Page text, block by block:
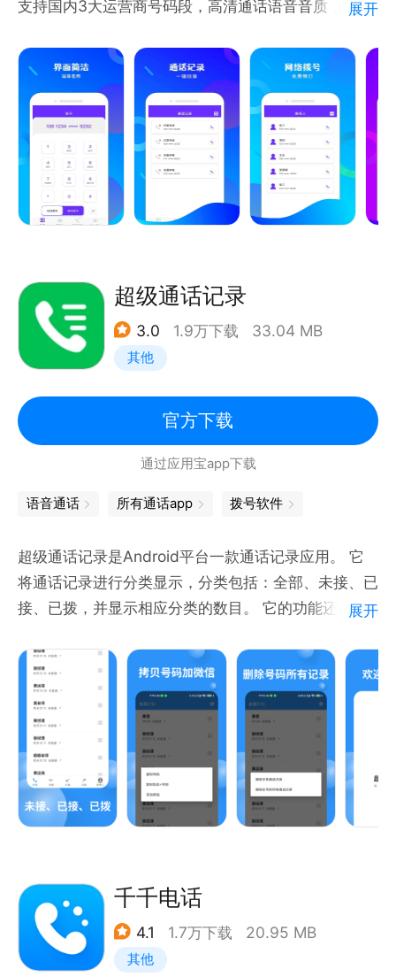
支持国内3大运营商号码段，高清通话语音音质，畅爽
加密网络电话提供安全的电话服务，给你安全高清的的
通话体验。
专业加密技术，阿里云安全VIP专线加密通道，给你可
靠有力的技术保障。
1、支持3大运营商号码段，可任意拨打。
2、操作简单，方便，容易上手。
3、全链路加密防护，保障隐私安全。
展开
超级通话记录
3.0 1.9万下载 33.04 MB
其他
官方下载
通过应用宝app下载
语音通话 所有通话app 拨号软件
超级通话记录是Android平台一款通话记录应用。 它
将通话记录进行分类显示，分类包括：全部、未接、已
接、已拨，并显示相应分类的数目。 它的功能还包
应通话记录、删除所有通话记录。 特色功能是：删除
选定号码的所有相应通话记录。
通话记录分类： 应用程序将用户的通话记录自动分
类，包括“全部”、“未接”、“已接”和“已拨”，使用户能
够更轻松地找到他们需要的通话信息。
实时统计： 通过直观的界面，用户可以随时查看每个
分类的通话记录数目，以便了解他们的通话活动。
记录，或者清除全部通话记录。
特色功能 - 删除选定号码的所有通话记录： 这是应用
程序的特色功能之一。用户可以轻松选择一个联系人，
然后删除该联系人的所有通话记录，而无需一个个删
展开
千千电话
4.1 1.7万下载 20.95 MB
其他